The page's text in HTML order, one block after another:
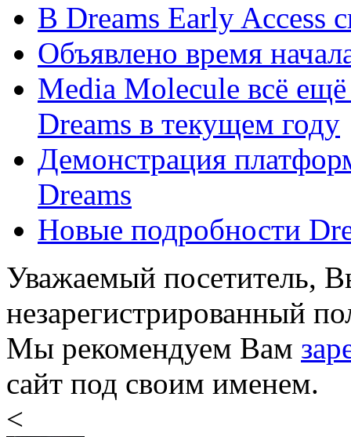
В Dreams Early Access
Объявлено время
Media Molecule всё ещё
Dreams в текущем году
Демонстрация
Dreams
Новые подробности
Уважаемый посетитель,
незарегистрированный
Мы рекомендуем Вам
сайт под своим именем.
<